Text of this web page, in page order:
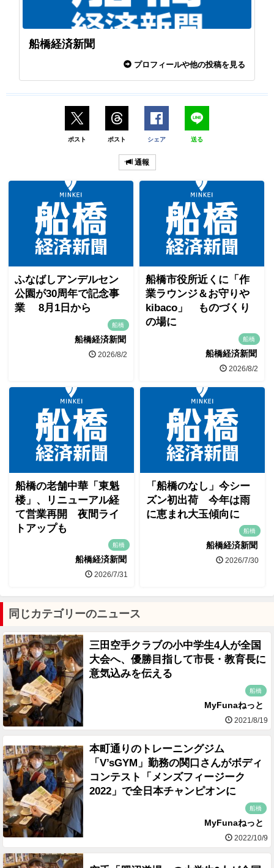
船橋経済新聞
プロフィールや他の投稿を見る
ポスト ポスト シェア 送る
通報
ふなばしアンデルセン
公園が30周年で記念事
業 8月1日から
船橋
船橋経済新聞
2026/8/2
船橋市役所近くに「作
業ラウンジ＆お守りや
kibaco」 ものづくり
の場に
船橋
船橋経済新聞
2026/8/2
船橋の老舗中華「東魁
楼」、リニューアル経
て営業再開 夜間ライ
トアップも
船橋
船橋経済新聞
2026/7/31
「船橋のなし」今シー
ズン初出荷 今年は雨
に恵まれ大玉傾向に
船橋
船橋経済新聞
2026/7/30
同じカテゴリーのニュース
三田空手クラブの小中学生4人が全国
大会へ、優勝目指して市長・教育長に
意気込みを伝える
船橋
MyFunaねっと
2021/8/19
本町通りのトレーニングジム
「V’sGYM」勤務の関口さんがボディ
コンテスト「メンズフィージーク
2022」で全日本チャンピオンに
船橋
MyFunaねっと
2022/10/9